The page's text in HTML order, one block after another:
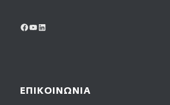
ΕΠΙΚΟΙΝΩΝΙΑ